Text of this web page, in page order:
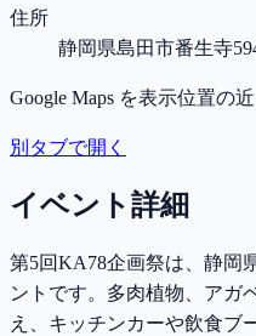
住所
静岡県島田市番生寺
Google Maps を表示位置の
別タブで開く
イベント詳細
第5回KA78企画祭は、静岡
ントです。多肉植物、アガ
え、キッチンカーや飲食ブ